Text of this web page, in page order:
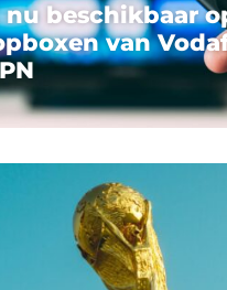
nu beschikbaar
van